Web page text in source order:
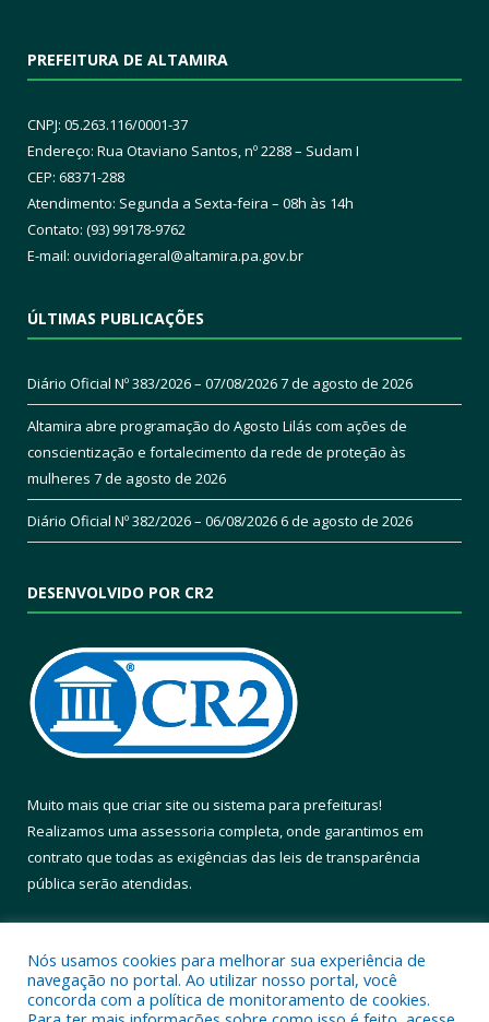
PREFEITURA DE ALTAMIRA
CNPJ: 05.263.116/0001-37
Endereço: Rua Otaviano Santos, nº 2288 – Sudam I
CEP: 68371-288
Atendimento: Segunda a Sexta-feira – 08h às 14h
Contato: (93) 99178-9762
E-mail: ouvidoriageral@altamira.pa.gov.br
ÚLTIMAS PUBLICAÇÕES
Diário Oficial Nº 383/2026 – 07/08/20267 de agosto de 2026
Altamira abre programação do Agosto Lilás com ações de
conscientização e fortalecimento da rede de proteção às
mulheres 7 de agosto de 2026
Diário Oficial Nº 382/2026 – 06/08/20266 de agosto de 2026
DESENVOLVIDO POR CR2
Muito mais que criar site ou sistema para prefeituras!
Realizamos uma assessoria completa, onde garantimos em
contrato que todas as exigências das leis de transparência
pública serão atendidas.
Nós usamos cookies para melhorar sua experiência de
navegação no portal. Ao utilizar nosso portal, você
concorda com a política de monitoramento de cookies.